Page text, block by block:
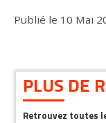
Publié le 10 Mai
PLUS DE
Retrouvez toutes